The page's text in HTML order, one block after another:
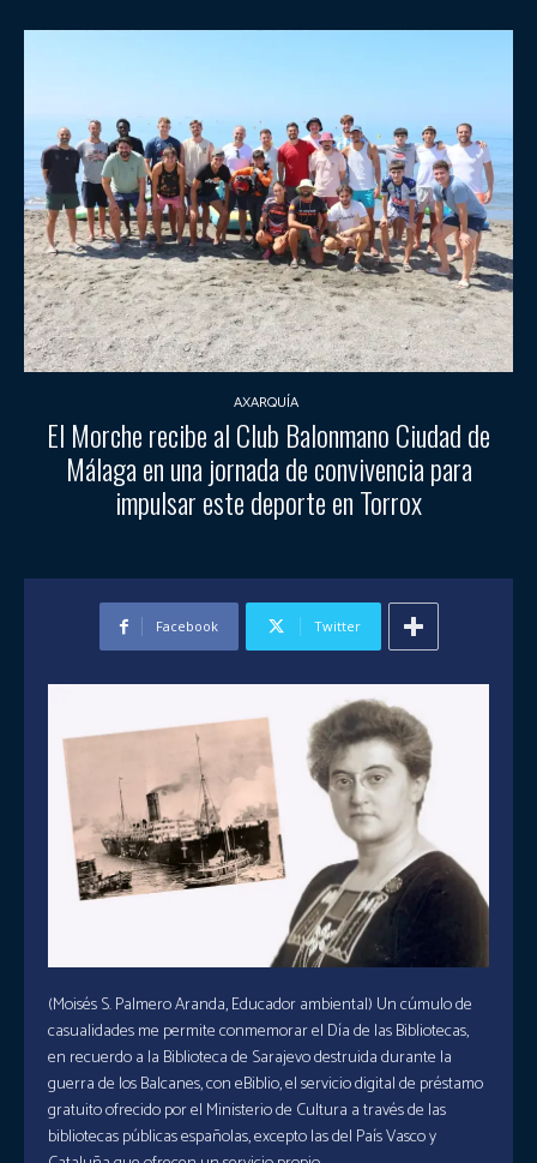
AXARQUÍA
El Morche recibe al Club Balonmano Ciudad de
Málaga en una jornada de convivencia para
impulsar este deporte en Torrox
Facebook Twitter
(Moisés S. Palmero Aranda, Educador ambiental) Un cúmulo de
casualidades me permite conmemorar el Día de las Bibliotecas,
en recuerdo a la Biblioteca de Sarajevo destruida durante la
guerra de los Balcanes, con eBiblio, el servicio digital de préstamo
gratuito ofrecido por el Ministerio de Cultura a través de las
bibliotecas públicas españolas, excepto las del País Vasco y